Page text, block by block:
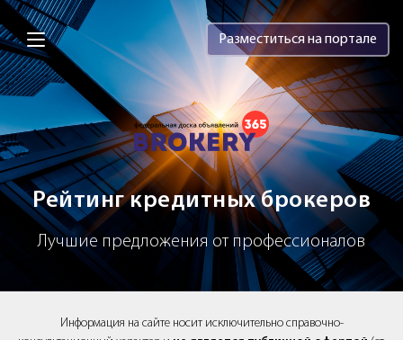
Brokery365 - Рейтинг кредитных
Разместиться на портале
Рейтинг кредитных брокеров
Лучшие предложения от профессионалов
Информация на сайте носит исключительно справочно-